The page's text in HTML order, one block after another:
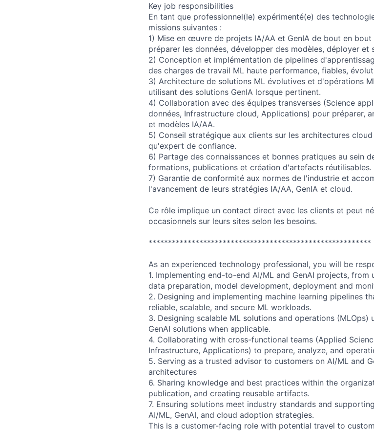
Key job responsibilities
En tant que professionnel(le) expérimenté(e) des
missions suivantes :
1) Mise en œuvre de projets IA/AA et GenIA de bout en
préparer les données, développer des modèles, déployer et
2) Conception et implémentation de pipelines
des charges de travail ML haute performance, fiables,
3) Architecture de solutions ML évolutives et d'opérations
utilisant des solutions GenIA lorsque pertinent.
4) Collaboration avec des équipes transverses (Science
données, Infrastructure cloud, Applications) pour préparer,
et modèles IA/AA.
5) Conseil stratégique aux clients sur les architectures
qu'expert de confiance.
6) Partage des connaissances et bonnes pratiques au sein
formations, publications et création d'artefacts réutilisables.
7) Garantie de conformité aux normes de l'industrie et
l'avancement de leurs stratégies IA/AA, GenIA et cloud.
Ce rôle implique un contact direct avec les clients et peut
occasionnels sur leurs sites selon les besoins.
*********************************************************
As an experienced technology professional, you will be
1. Implementing end-to-end AI/ML and GenAI projects, from
data preparation, model development, deployment and
2. Designing and implementing machine learning pipelines
reliable, scalable, and secure ML workloads.
3. Designing scalable ML solutions and operations (MLOps)
GenAI solutions when applicable.
4. Collaborating with cross-functional teams (Applied
Infrastructure, Applications) to prepare, analyze, and
5. Serving as a trusted advisor to customers on AI/ML and
architectures
6. Sharing knowledge and best practices within the
publication, and creating reusable artifacts.
7. Ensuring solutions meet industry standards and
AI/ML, GenAI, and cloud adoption strategies.
This is a customer-facing role with potential travel to